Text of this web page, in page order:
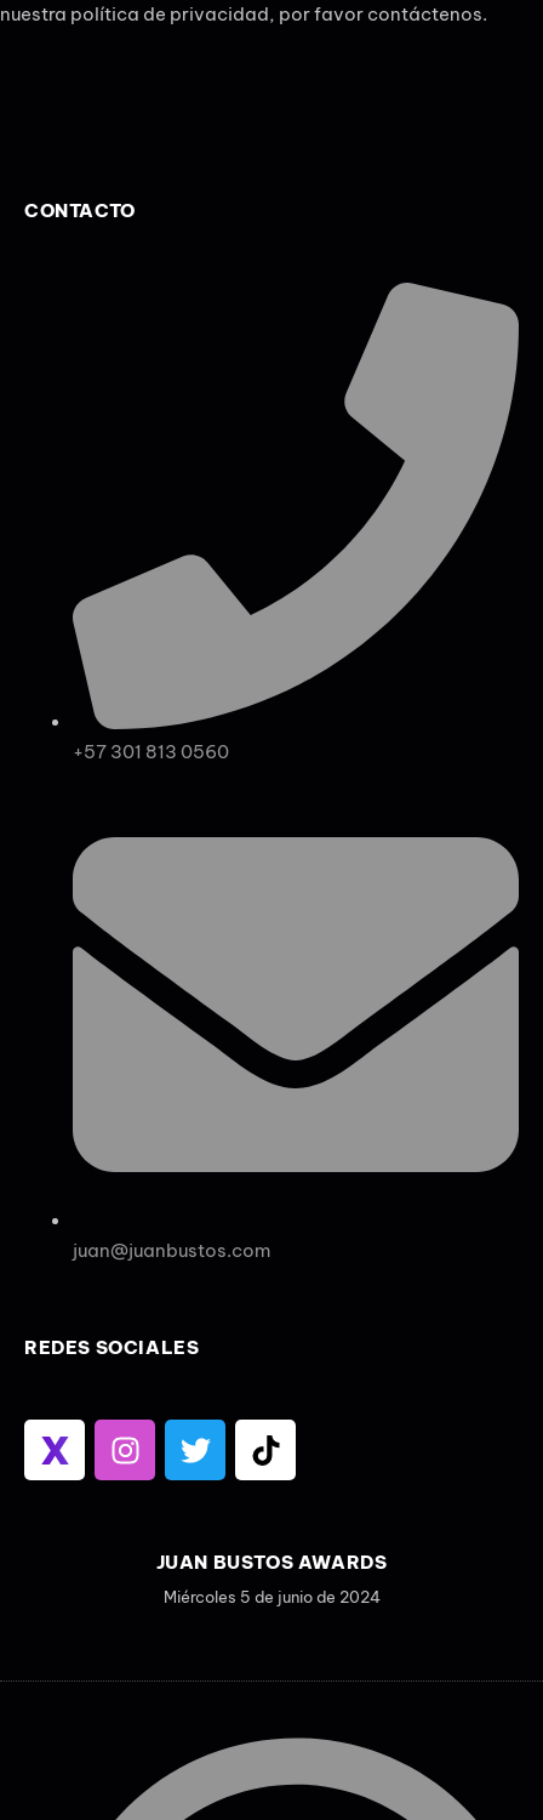
nuestra política de privacidad, por favor contáctenos.
CONTACTO
+57 301 813 0560
juan@juanbustos.com
REDES SOCIALES
JUAN BUSTOS AWARDS
Miércoles 5 de junio de 2024